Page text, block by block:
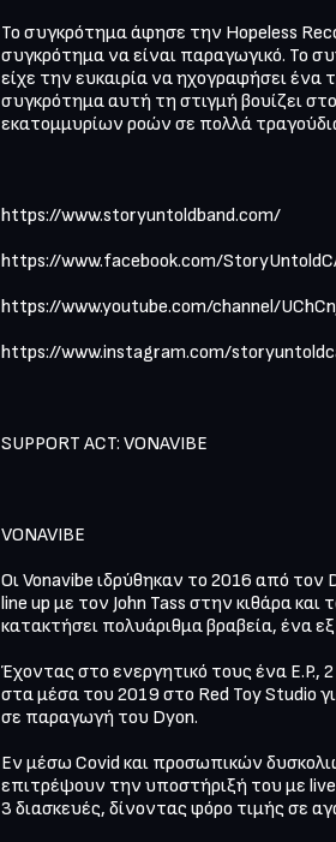
Το συγκρότημα άφησε την Hopeless
συγκρότημα να είναι παραγωγικό. Το
είχε την ευκαιρία να ηχογραφήσει ένα
συγκρότημα αυτή τη στιγμή βουίζει
εκατομμυρίων ροών σε πολλά
https://www.storyuntoldband.com/
https://www.facebook.com/
https://www.youtube.com/channel/
https://www.instagram.com/
SUPPORT ACT: VONAVIBE
VONAVIBE
Οι Vonavibe ιδρύθηκαν το 2016 από
line up με τον John Tass στην κιθάρα
κατακτήσει πολυάριθμα βραβεία, ένα
Έχοντας στο ενεργητικό τους ένα E.P.,
στα μέσα του 2019 στο Red Toy Studio
σε παραγωγή του Dyon.
Εν μέσω Covid και προσωπικών
επιτρέψουν την υποστήριξή του με live
3 διασκευές, δίνοντας φόρο τιμής σε